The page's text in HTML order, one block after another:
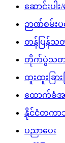
ဆောင်းပါး/
ဉာဏ်စမ်း
တန်ပြန်သ
တိုက်ပွဲသတ
ထူးထူးခြား
ထောက်ခံအ
နိုင်ငံတကာ
ပညာပေး